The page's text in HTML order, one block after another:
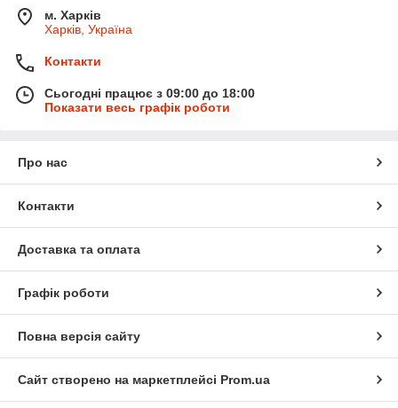
м. Харків
Харків, Україна
Контакти
Сьогодні працює з 09:00 до 18:00
Показати весь графік роботи
Про нас
Контакти
Доставка та оплата
Графік роботи
Повна версія сайту
Сайт створено на маркетплейсі Prom.ua